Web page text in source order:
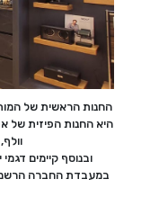
היא החנות הפיזית של
ובנוסף קיימים
במעבדת החברה